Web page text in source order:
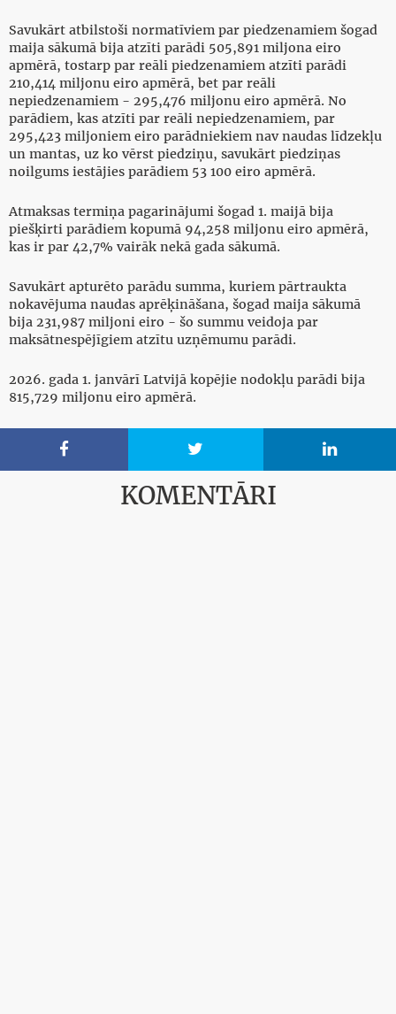
Savukārt atbilstoši normatīviem par piedzenamiem šogad
maija sākumā bija atzīti parādi 505,891 miljona eiro
apmērā, tostarp par reāli piedzenamiem atzīti parādi
210,414 miljonu eiro apmērā, bet par reāli
nepiedzenamiem - 295,476 miljonu eiro apmērā. No
parādiem, kas atzīti par reāli nepiedzenamiem, par
295,423 miljoniem eiro parādniekiem nav naudas līdzekļu
un mantas, uz ko vērst piedziņu, savukārt piedziņas
noilgums iestājies parādiem 53 100 eiro apmērā.
Atmaksas termiņa pagarinājumi šogad 1. maijā bija
piešķirti parādiem kopumā 94,258 miljonu eiro apmērā,
kas ir par 42,7% vairāk nekā gada sākumā.
Savukārt apturēto parādu summa, kuriem pārtraukta
nokavējuma naudas aprēķināšana, šogad maija sākumā
bija 231,987 miljoni eiro - šo summu veidoja par
maksātnespējīgiem atzītu uzņēmumu parādi.
2026. gada 1. janvārī Latvijā kopējie nodokļu parādi bija
815,729 miljonu eiro apmērā.
  
KOMENTĀRI